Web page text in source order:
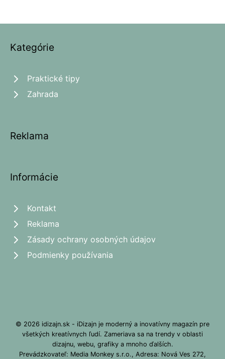
Kategórie
Praktické tipy
Zahrada
Reklama
Informácie
Kontakt
Reklama
Zásady ochrany osobných údajov
Podmienky používania
© 2026 idizajn.sk - iDizajn je moderný a inovatívny magazín pre
všetkých kreatívnych ľudí. Zameriava sa na trendy v oblasti
dizajnu, webu, grafiky a mnoho ďalších.
Prevádzkovateľ: Media Monkey s.r.o., Adresa: Nová Ves 272,